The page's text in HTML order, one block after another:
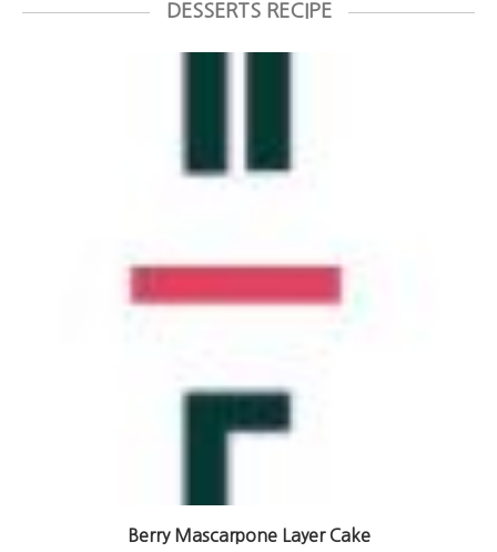
DESSERTS RECIPE
Berry Mascarpone Layer Cake